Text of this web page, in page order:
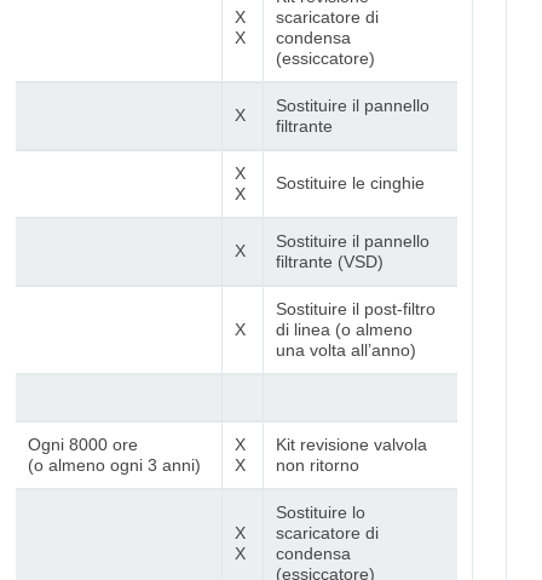
X
X
scaricatore di
condensa
(essiccatore)
X
Sostituire il pannello
filtrante
X
X
Sostituire le cinghie
X
Sostituire il pannello
filtrante (VSD)
X
Sostituire il post-filtro
di linea (o almeno
una volta all’anno)
Ogni 8000 ore
(o almeno ogni 3 anni)
X
X
Kit revisione valvola
non ritorno
X
X
Sostituire lo
scaricatore di
condensa
(essiccatore)